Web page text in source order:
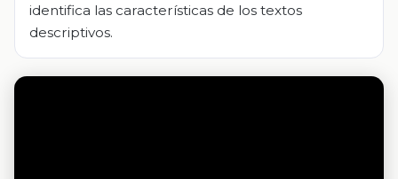
identifica las características de los textos
descriptivos.